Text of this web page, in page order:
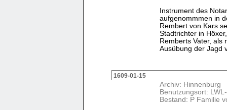
Instrument des
aufgenommmen in
Rembert von Kars
Stadtrichter in
Remberts Vater, als
Ausübung der Jagd
1609-01-15
Archiv: Hinnenburg
Benutzungsort:
Bestand: P Familie